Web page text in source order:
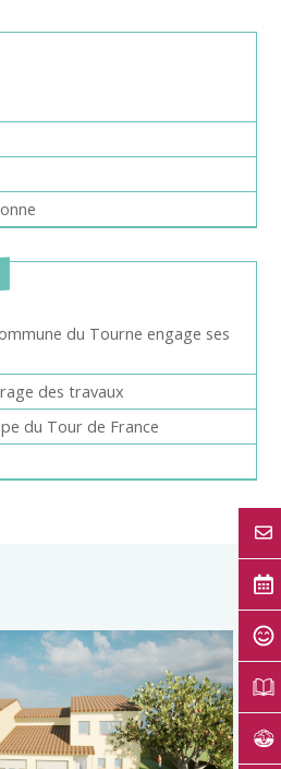
du Tourne engage ses
des travaux
du Tour de France